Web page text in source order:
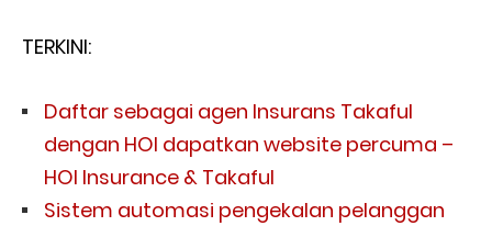
TERKINI:
Daftar sebagai agen Insurans Takaful
dengan HOI dapatkan website percuma –
HOI Insurance & Takaful
Sistem automasi pengekalan pelanggan